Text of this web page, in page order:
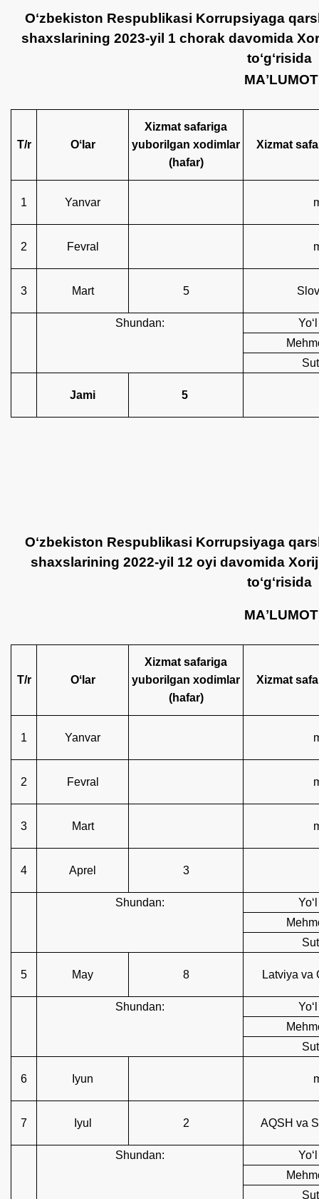
Oʻzbekiston Respublikasi Korrupsiyaga
shaxslarining 2023-yil 1 chorak davomida
toʻgʻrisida
MAʼLUMOT
T/r Oʻlar
Xizmat safariga
yuborilgan xodimlar
(hafar)
Xizmat
1 Yanvar
2 Fevral
3 Mart 5
Shundan:
Jami 5
Oʻzbekiston Respublikasi Korrupsiyaga
shaxslarining 2022-yil 12 oyi davomida
toʻgʻrisida
MAʼLUMOT
T/r Oʻlar
Xizmat safariga
yuborilgan xodimlar
(hafar)
Xizmat
1 Yanvar
2 Fevral
3 Mart
4 Aprel 3
Shundan:
5 May 8 Latviya va
Shundan:
6 Iyun
7 Iyul 2 AQSH va
Shundan: